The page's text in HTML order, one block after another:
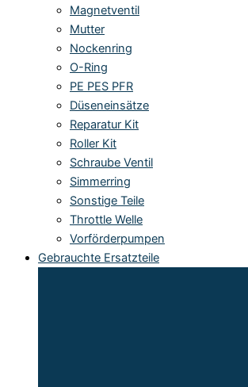
Magnetventil
Mutter
Nockenring
O-Ring
PE PES PFR
Düseneinsätze
Reparatur Kit
Roller Kit
Schraube Ventil
Simmerring
Sonstige Teile
Throttle Welle
Vorförderpumpen
Gebrauchte Ersatzteile